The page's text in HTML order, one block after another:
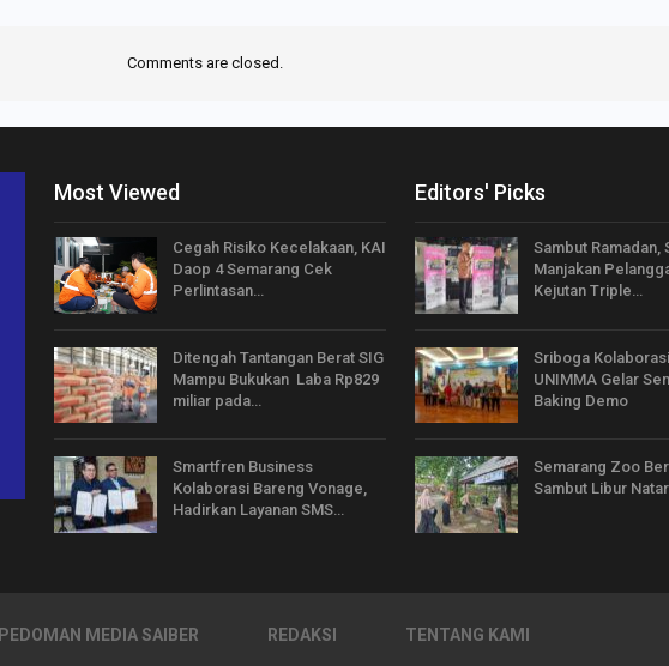
Comments are closed.
Most Viewed
Cegah Risiko Kecelakaan, KAI
Daop 4 Semarang Cek
Perlintasan…
Ditengah Tantangan Berat SIG
Mampu Bukukan Laba Rp829
miliar pada…
Smartfren Business
Kolaborasi Bareng Vonage,
Hadirkan Layanan SMS…
Editors' Picks
Sambut Ramadan,
Manjakan
Kejutan Triple…
Sriboga
UNIMMA Gelar
Baking Demo
Semarang Zoo
Sambut Libur
PEDOMAN MEDIA SAIBER REDAKSI TENTANG KAMI